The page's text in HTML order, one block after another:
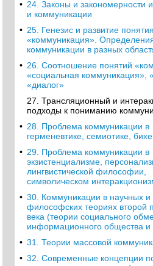
• 24. Законы и закономерности
и коммуникации
• 25. Генезис и развитие понятия
«коммуникация».
коммуникации в разных
• 26. Соотношение понятий
«социальная коммуникация»,
«диалог»
27. Трансляционный и
подходы к пониманию
• 28. Проблема коммуникации в
герменевтике, семиотике,
• 29. Проблема коммуникации в
экзистенциализме,
лингвистической философии,
символическом
• 30. Коммуникации в научных и
философских теориях второй
века (теории социального
информационного общества и
• 31. Теории массовой
• 32. Современные концепции